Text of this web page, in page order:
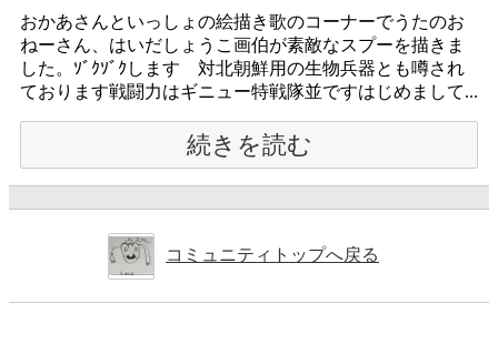
おかあさんといっしょの絵描き歌のコーナーでうたのお
ねーさん、はいだしょうこ画伯が素敵なスプーを描きま
した。ｿﾞｸｿﾞｸします 対北朝鮮用の生物兵器とも噂され
ております戦闘力はギニュー特戦隊並ですはじめまして...
続きを読む
コミュニティトップへ戻る